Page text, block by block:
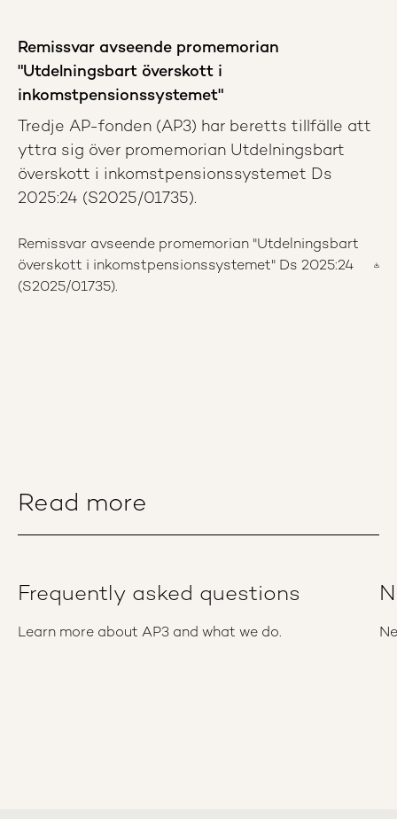
Remissvar avseende promemorian
"Utdelningsbart överskott i
inkomstpensionssystemet"
Tredje AP-fonden (AP3) har beretts tillfälle att
yttra sig över promemorian Utdelningsbart
överskott i inkomstpensionssystemet Ds
2025:24 (S2025/01735).
Remissvar avseende promemorian "Utdelningsbart
överskott i inkomstpensionssystemet" Ds 2025:24
(S2025/01735).
Read more
Frequently asked questions
Learn more about AP3 and what we do.